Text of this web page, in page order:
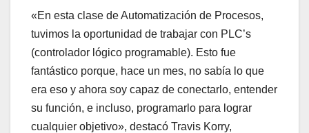
«En esta clase de Automatización de Procesos,
tuvimos la oportunidad de trabajar con PLC’s
(controlador lógico programable). Esto fue
fantástico porque, hace un mes, no sabía lo que
era eso y ahora soy capaz de conectarlo, entender
su función, e incluso, programarlo para lograr
cualquier objetivo», destacó Travis Korry,